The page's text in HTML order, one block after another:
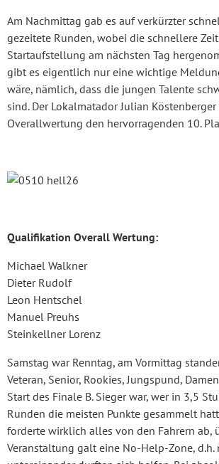
Am Nachmittag gab es auf verkürzter
gezeitete Runden, wobei die schnellere
Startaufstellung am nächsten Tag
gibt es eigentlich nur eine wichtige
wäre, nämlich, dass die jungen Talente
sind. Der Lokalmatador Julian
Overallwertung den hervorragenden 10.
Qualifikation Overall Wertung:
Michael Walkner
Dieter Rudolf
Leon Hentschel
Manuel Preuhs
Steinkellner Lorenz
Samstag war Renntag, am Vormittag
Veteran, Senior, Rookies, Jungspund,
Start des Finale B. Sieger war, wer in 3,5
Runden die meisten Punkte gesammelt
forderte wirklich alles von den Fahrern ab,
Veranstaltung galt eine No-Help-Zone, d.h.